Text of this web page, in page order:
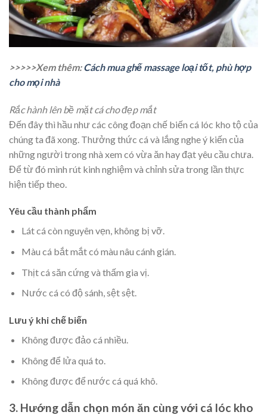
>>>>>Xem thêm:Cách mua ghế massage loại tốt, phù hợp
cho mọi nhà
Rắc hành lên bề mặt cá cho đẹp mắt
Đến đây thì hầu như các công đoạn chế biến cá lóc kho tộ của
chúng ta đã xong. Thưởng thức cá và lắng nghe ý kiến của
những người trong nhà xem có vừa ăn hay đạt yêu cầu chưa.
Để từ đó mình rút kinh nghiệm và chỉnh sửa trong lần thực
hiện tiếp theo.
Yêu cầu thành phẩm
Lát cá còn nguyên vẹn, không bị vỡ.
Màu cá bắt mắt có màu nâu cánh gián.
Thịt cá săn cứng và thấm gia vị.
Nước cá có độ sánh, sệt sệt.
Lưu ý khi chế biến
Không được đảo cá nhiều.
Không để lửa quá to.
Không được để nước cá quá khô.
3. Hướng dẫn chọn món ăn cùng với cá lóc kho